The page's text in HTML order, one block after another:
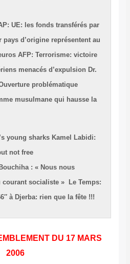
UE: les fonds transférés par
d’origine représentent au
AFP: Terrorisme: victoire
menacés d’expulsion Dr.
problématique
musulmane qui hausse la
young sharks Kamel Labidi:
not free
: « Nous nous
socialiste »Le Temps:
à Djerba: rien que la fête !!!
DU 17 MARS
2006